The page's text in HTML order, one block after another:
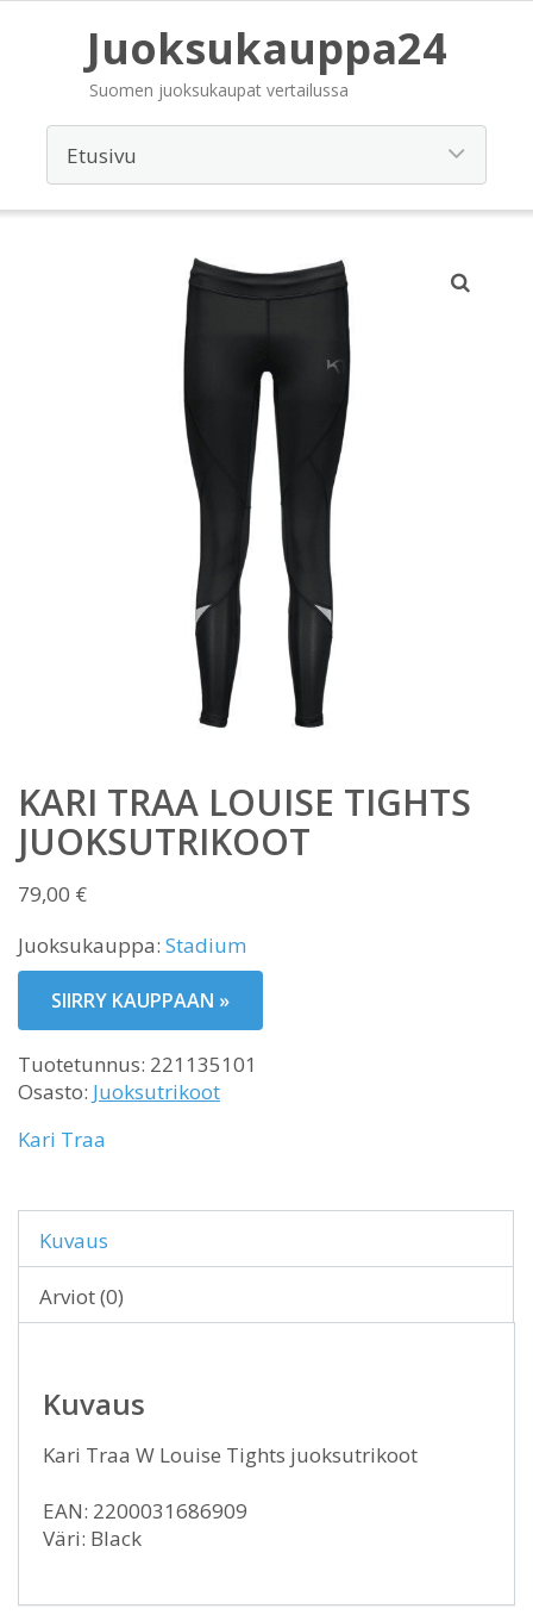
Juoksukauppa24
Suomen juoksukaupat vertailussa
KARI TRAA LOUISE TIGHTS
JUOKSUTRIKOOT
79,00 €
Juoksukauppa: Stadium
SIIRRY KAUPPAAN »
Tuotetunnus: 221135101
Osasto: Juoksutrikoot
Kari Traa
Kuvaus
Arviot (0)
Kuvaus
Kari Traa W Louise Tights juoksutrikoot
EAN: 2200031686909
Väri: Black